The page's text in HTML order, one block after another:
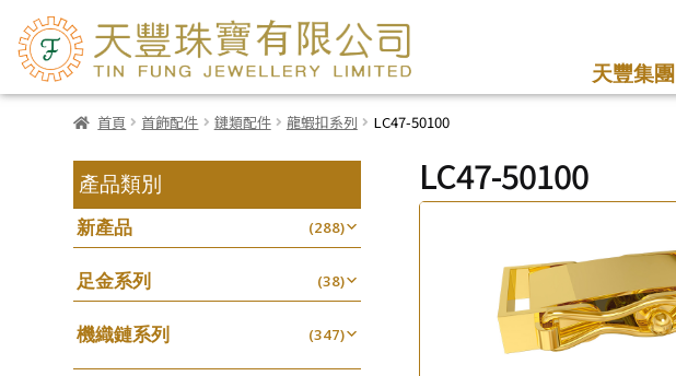
天豐集團
首頁 首飾配件 鏈類配件 龍蝦扣系列 LC47-50100
LC47-50100
產品類別
新產品 (288)
足金系列 (38)
機織鏈系列 (347)
珠仔鏈 (25)